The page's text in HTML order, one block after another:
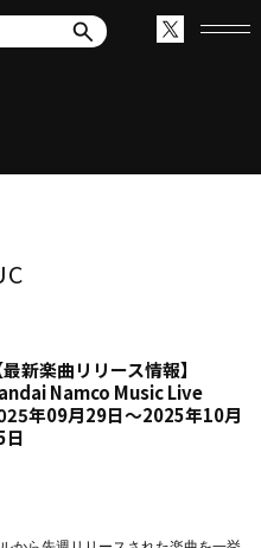
最新楽曲リリース情報】
Namco Music Live
年09月29日～2025年10月
日